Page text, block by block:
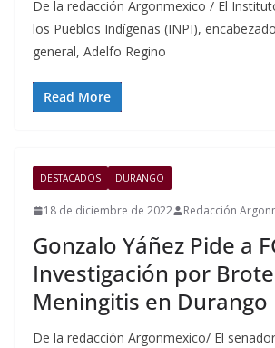
De la redacción Argonmexico / El
los Pueblos Indígenas (INPI),
general, Adelfo Regino
Read More
DESTACADOS DURANGO
18 de diciembre de 2022 Redacción
Gonzalo Yáñez Pide a
Investigación por
Meningitis en Durango
De la redacción Argonmexico/ El